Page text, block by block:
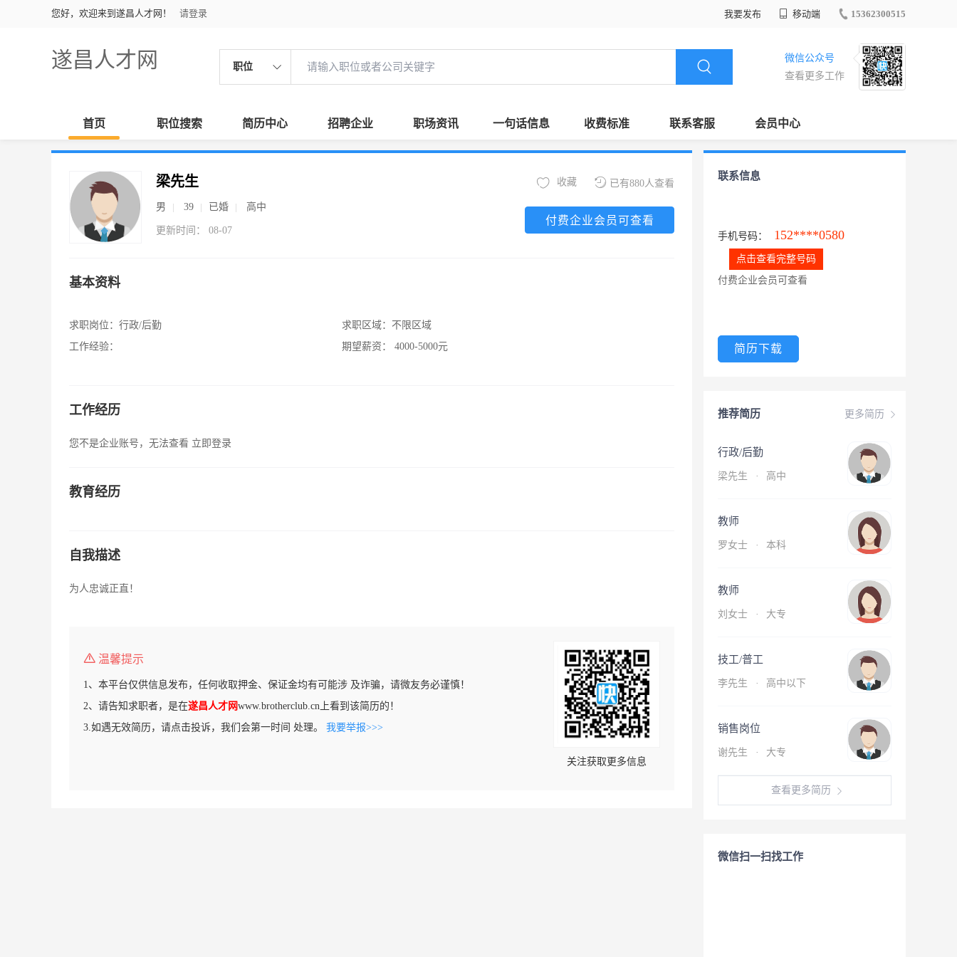
您好，欢迎来到遂昌人才网！ 请登录 我要发布 移动端 15362300515
遂昌人才网 职位
微信公众号
查看更多工作
首页 职位搜索 简历中心 招聘企业 职场资讯 一句话信息 收费标准 联系客服 会员中心
梁先生
男 39 已婚 高中
更新时间： 08-07
已有880人查看
收藏
付费企业会员可查看
基本资料
求职岗位： 行政/后勤
工作经验：
求职区域： 不限区域
期望薪资：
4000-5000元
工作经历
您不是企业账号，无法查看 立即登录
教育经历
自我描述
为人忠诚正直！
温馨提示
1、本平台仅供信息发布，任何收取押金、保证金均有可能涉 及诈骗，请微友务必谨慎！
2、请告知求职者，是在遂昌人才网www.brotherclub.cn上看到该简历的！
3.如遇无效简历，请点击投诉，我们会第一时间 处理。 我要举报>>>
关注获取更多信息
联系信息
手机号码： 152****0580
点击查看完整号码
付费企业会员可查看
简历下载
更多简历
推荐简历
行政/后勤
梁先生 · 高中
教师
罗女士 · 本科
教师
刘女士 · 大专
技工/普工
李先生 · 高中以下
销售岗位
谢先生 · 大专
查看更多简历
微信扫一扫找工作